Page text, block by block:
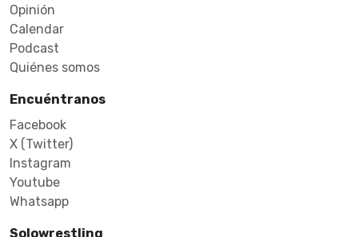
Opinión
Calendar
Podcast
Quiénes somos
Encuéntranos
Facebook
X (Twitter)
Instagram
Youtube
Whatsapp
Solowrestling